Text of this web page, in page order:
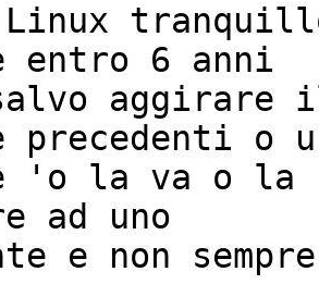
Linux
entro 6 anni
aggirare
precedenti o
'o la va o la
ad uno
e non